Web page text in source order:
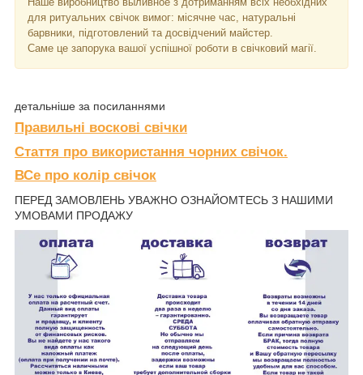
для ритуальних свічок вимог: місячне час, натуральні
барвники, підготовлений та досвідчений майстер.
Саме це запорука вашої успішної роботи в свічковий магії.
детальніше за посиланнями
Правильні воскові свічки
Стаття про використання чорних свічок.
ВСе про колір свічок
ПЕРЕД ЗАМОВЛЕНЬ УВАЖНО ОЗНАЙОМТЕСЬ З НАШИМИ
УМОВАМИ ПРОДАЖУ